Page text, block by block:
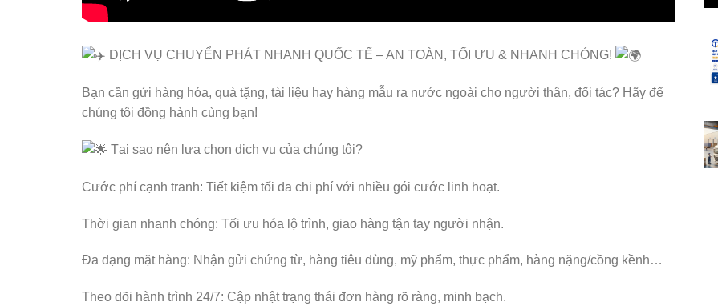
DỊCH VỤ CHUYỂN PHÁT NHANH QUỐC TẾ – AN TOÀN, TỐI ƯU & NHANH CHÓNG!
Bạn cần gửi hàng hóa, quà tặng, tài liệu hay hàng mẫu ra nước ngoài cho người thân, đối tác? Hãy để
chúng tôi đồng hành cùng bạn!
Tại sao nên lựa chọn dịch vụ của chúng tôi?
Cước phí cạnh tranh: Tiết kiệm tối đa chi phí với nhiều gói cước linh hoạt.
Thời gian nhanh chóng: Tối ưu hóa lộ trình, giao hàng tận tay người nhận.
Đa dạng mặt hàng: Nhận gửi chứng từ, hàng tiêu dùng, mỹ phẩm, thực phẩm, hàng nặng/cồng kềnh…
Theo dõi hành trình 24/7: Cập nhật trạng thái đơn hàng rõ ràng, minh bạch.